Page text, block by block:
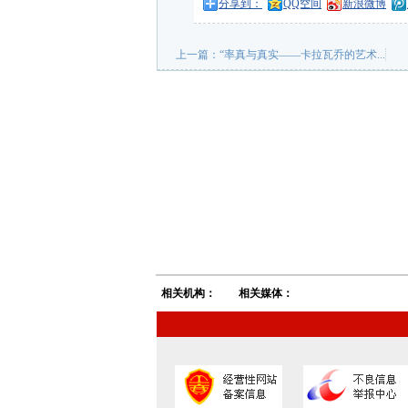
分享到： QQ空间 新浪微博
上一篇： “率真与真实——卡拉瓦乔的艺术...
相关机构： 相关媒体：